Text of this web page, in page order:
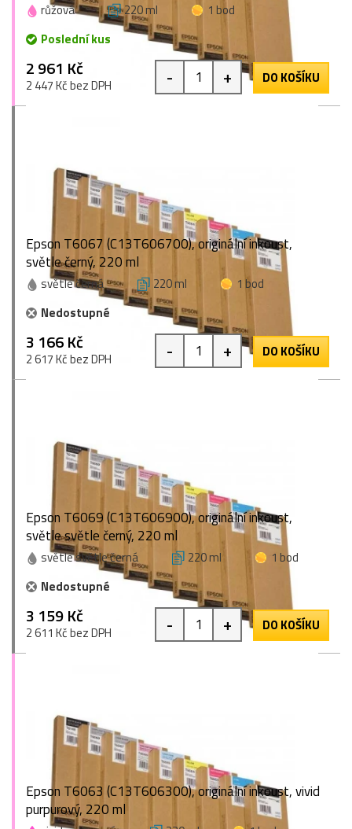
růžová 220 ml
1 bod
Poslední kus
2 961 Kč
2 447 Kč bez DPH - + DO KOŠÍKU
Epson T6067 (C13T606700), originální inkoust,
světle černý, 220 ml
světle černá 220 ml
1 bod
Nedostupné
3 166 Kč
2 617 Kč bez DPH - + DO KOŠÍKU
Epson T6069 (C13T606900), originální inkoust,
světle světle černý, 220 ml
světle světle černá 220 ml
1 bod
Nedostupné
3 159 Kč
2 611 Kč bez DPH - + DO KOŠÍKU
Epson T6063 (C13T606300), originální inkoust, vivid
purpurový, 220 ml